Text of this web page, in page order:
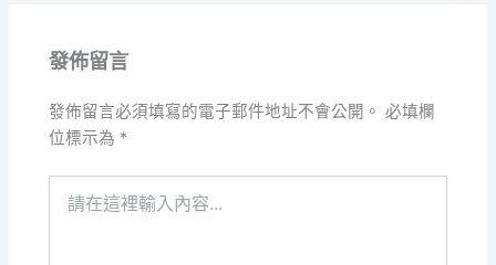
發佈留言
發佈留言必須填寫的電子郵件地址不會公開。 必填欄
位標示為 *